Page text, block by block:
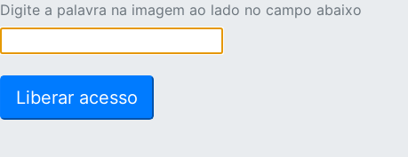
Digite a palavra na imagem ao lado no campo abaixo